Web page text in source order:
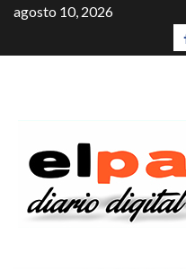
agosto 10, 2026